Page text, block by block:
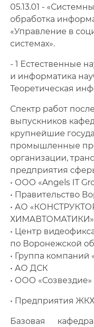
05.13.01 -
обработка
«Управление в
системах».
- 1 Естественные
и информатика
Теоретическая
Спектр работ
выпускников
крупнейшие
промышленные
организации,
предприятия
• ООО «Angels IT
• Правительство
• АО
ХИМАВТОМАТИКИ»
• Центр
по Воронежской
• Группа
• АО ДСК
• ООО «Созвездие»
• Предприятия ЖКХ
Базовая